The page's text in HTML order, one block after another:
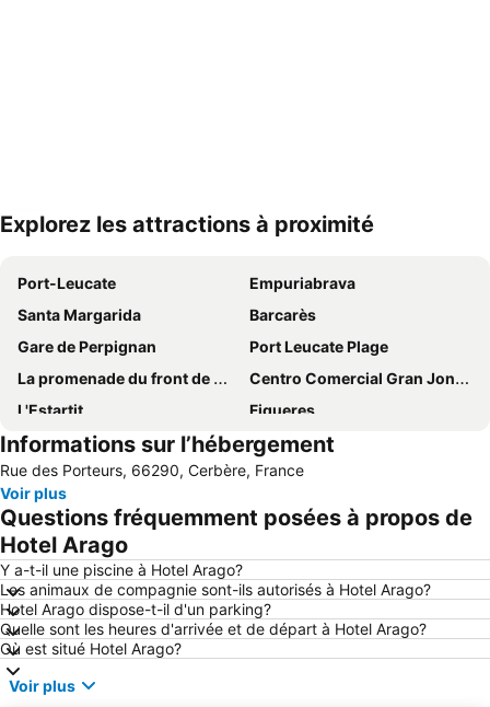
Explorez les attractions à proximité
Port-Leucate
Empuriabrava
Santa Margarida
Barcarès
Gare de Perpignan
Port Leucate Plage
La promenade du front de mer
Centro Comercial Gran Jonquera
L'Estartit
Figueres
Baie de Cadaques
Aqua Brava
d'Argelès-sur-mer
Port de Saint-Cyprien
Llançà
Citadelle de Roses
Port de Rosas
Port de L' Escala
Plage du Lydia
Marina de Empuriabrava
Le Port de Canet Plage
Aéroport de Perpignan - Rivesaltes
Plage Centrale
Canyelles Petites
L'Escala Empúries
Informations sur l’hébergement
Rue des Porteurs, 66290, Cerbère, France
Voir plus
Questions fréquemment posées à propos de
Hotel Arago
Y a-t-il une piscine à Hotel Arago?
Les animaux de compagnie sont-ils autorisés à Hotel Arago?
Hotel Arago dispose-t-il d'un parking?
Quelle sont les heures d'arrivée et de départ à Hotel Arago?
Où est situé Hotel Arago?
Voir plus